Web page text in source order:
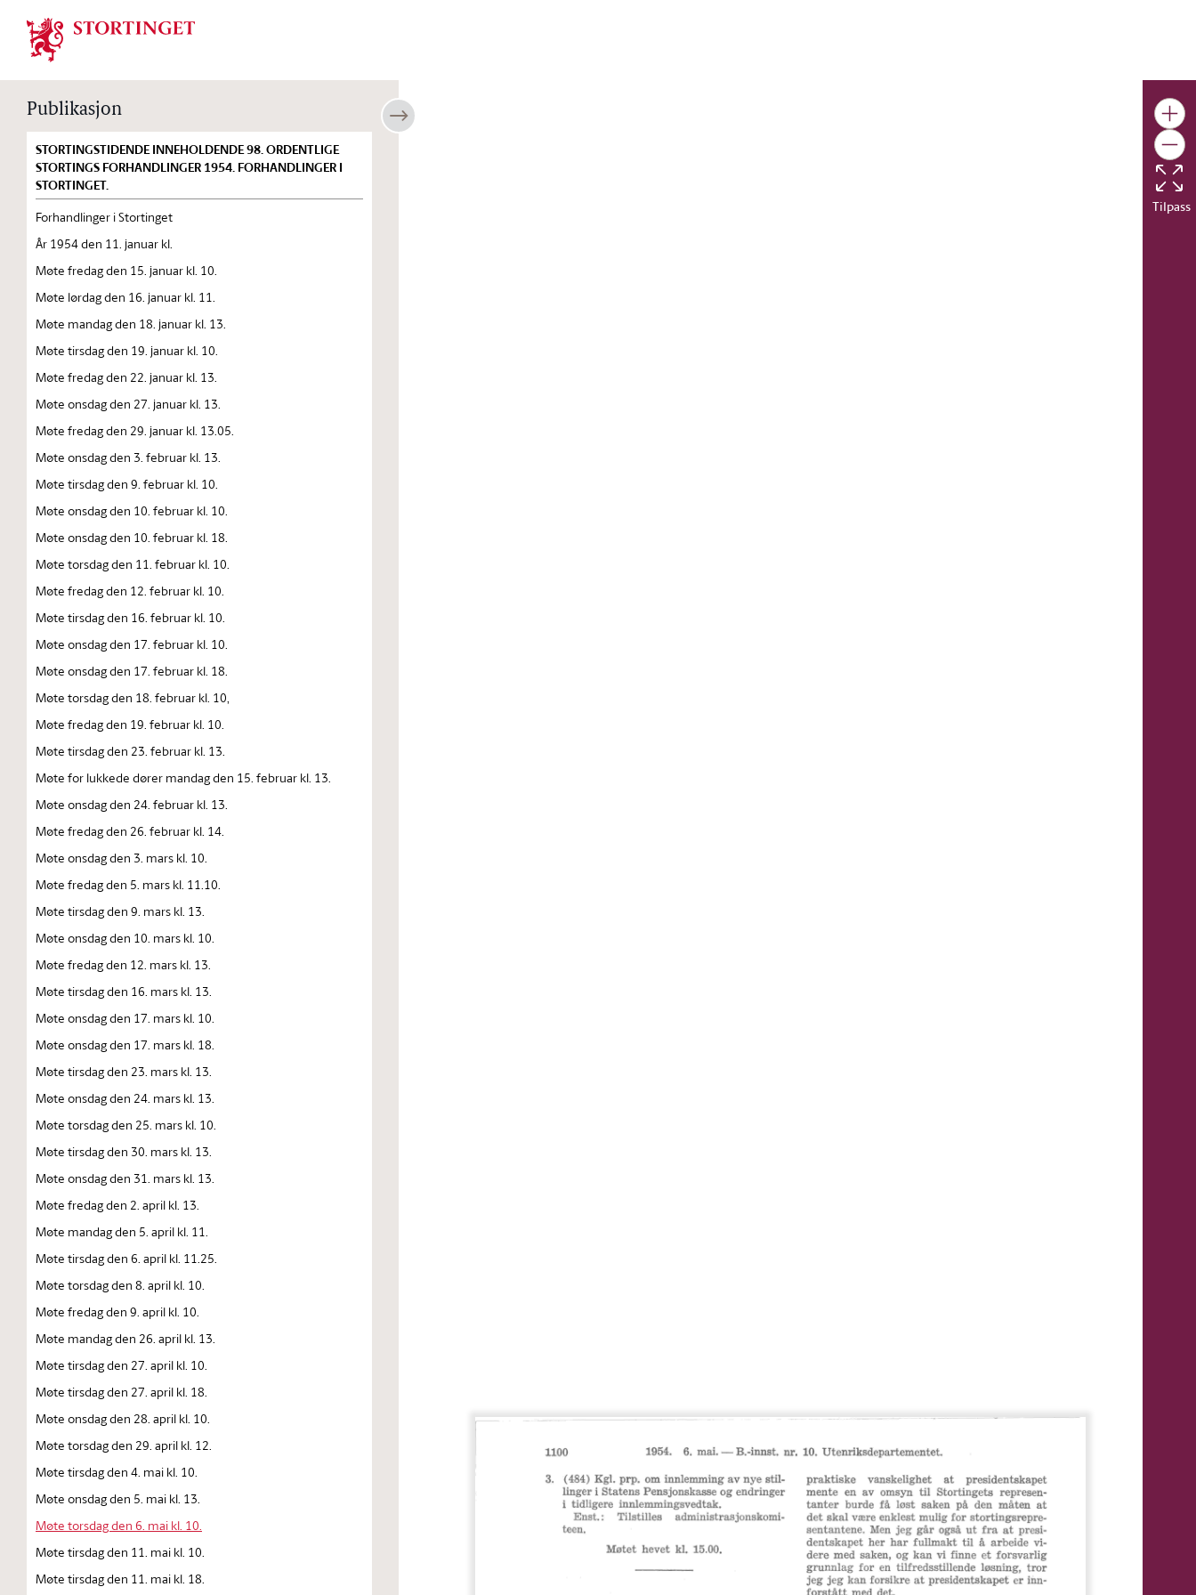
Stortinget.no
Publikasjon
STORTINGSTIDENDE INNEHOLDENDE 98. ORDENTLIGE
STORTINGS FORHANDLINGER 1954. FORHANDLINGER I
STORTINGET.
Forhandlinger i Stortinget
År 1954 den 11. januar kl.
Møte fredag den 15. januar kl. 10.
Møte lørdag den 16. januar kl. 11.
Møte mandag den 18. januar kl. 13.
Møte tirsdag den 19. januar kl. 10.
Møte fredag den 22. januar kl. 13.
Møte onsdag den 27. januar kl. 13.
Møte fredag den 29. januar kl. 13.05.
Møte onsdag den 3. februar kl. 13.
Møte tirsdag den 9. februar kl. 10.
Møte onsdag den 10. februar kl. 10.
Møte onsdag den 10. februar kl. 18.
Møte torsdag den 11. februar kl. 10.
Møte fredag den 12. februar kl. 10.
Møte tirsdag den 16. februar kl. 10.
Møte onsdag den 17. februar kl. 10.
Møte onsdag den 17. februar kl. 18.
Møte torsdag den 18. februar kl. 10,
Møte fredag den 19. februar kl. 10.
Møte tirsdag den 23. februar kl. 13.
Møte for lukkede dører mandag den 15. februar kl. 13.
Møte onsdag den 24. februar kl. 13.
Møte fredag den 26. februar kl. 14.
Møte onsdag den 3. mars kl. 10.
Møte fredag den 5. mars kl. 11.10.
Møte tirsdag den 9. mars kl. 13.
Møte onsdag den 10. mars kl. 10.
Møte fredag den 12. mars kl. 13.
Møte tirsdag den 16. mars kl. 13.
Møte onsdag den 17. mars kl. 10.
Møte onsdag den 17. mars kl. 18.
Møte tirsdag den 23. mars kl. 13.
Møte onsdag den 24. mars kl. 13.
Møte torsdag den 25. mars kl. 10.
Møte tirsdag den 30. mars kl. 13.
Møte onsdag den 31. mars kl. 13.
Møte fredag den 2. april kl. 13.
Møte mandag den 5. april kl. 11.
Møte tirsdag den 6. april kl. 11.25.
Møte torsdag den 8. april kl. 10.
Møte fredag den 9. april kl. 10.
Møte mandag den 26. april kl. 13.
Møte tirsdag den 27. april kl. 10.
Møte tirsdag den 27. april kl. 18.
Møte onsdag den 28. april kl. 10.
Møte torsdag den 29. april kl. 12.
Møte tirsdag den 4. mai kl. 10.
Møte onsdag den 5. mai kl. 13.
Møte torsdag den 6. mai kl. 10.
Møte tirsdag den 11. mai kl. 10.
Møte tirsdag den 11. mai kl. 18.